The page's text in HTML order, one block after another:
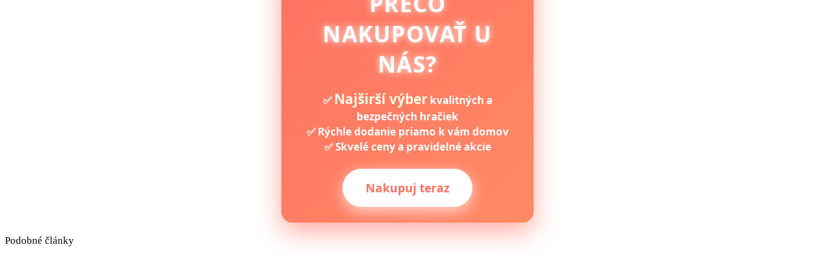
NAKUPOVAŤ U
NÁS?
✅ Najširší výberkvalitných a
bezpečných hračiek
✅ Rýchle dodanie priamo k vám domov
✅ Skvelé ceny a pravidelné akcie
Nakupuj teraz
Podobné články